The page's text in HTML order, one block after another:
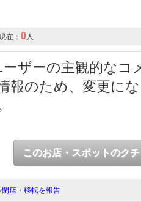
在： 0人
ザーの主観的なコ
報のため、変更に
このお店・スポットのク
店・移転を報告